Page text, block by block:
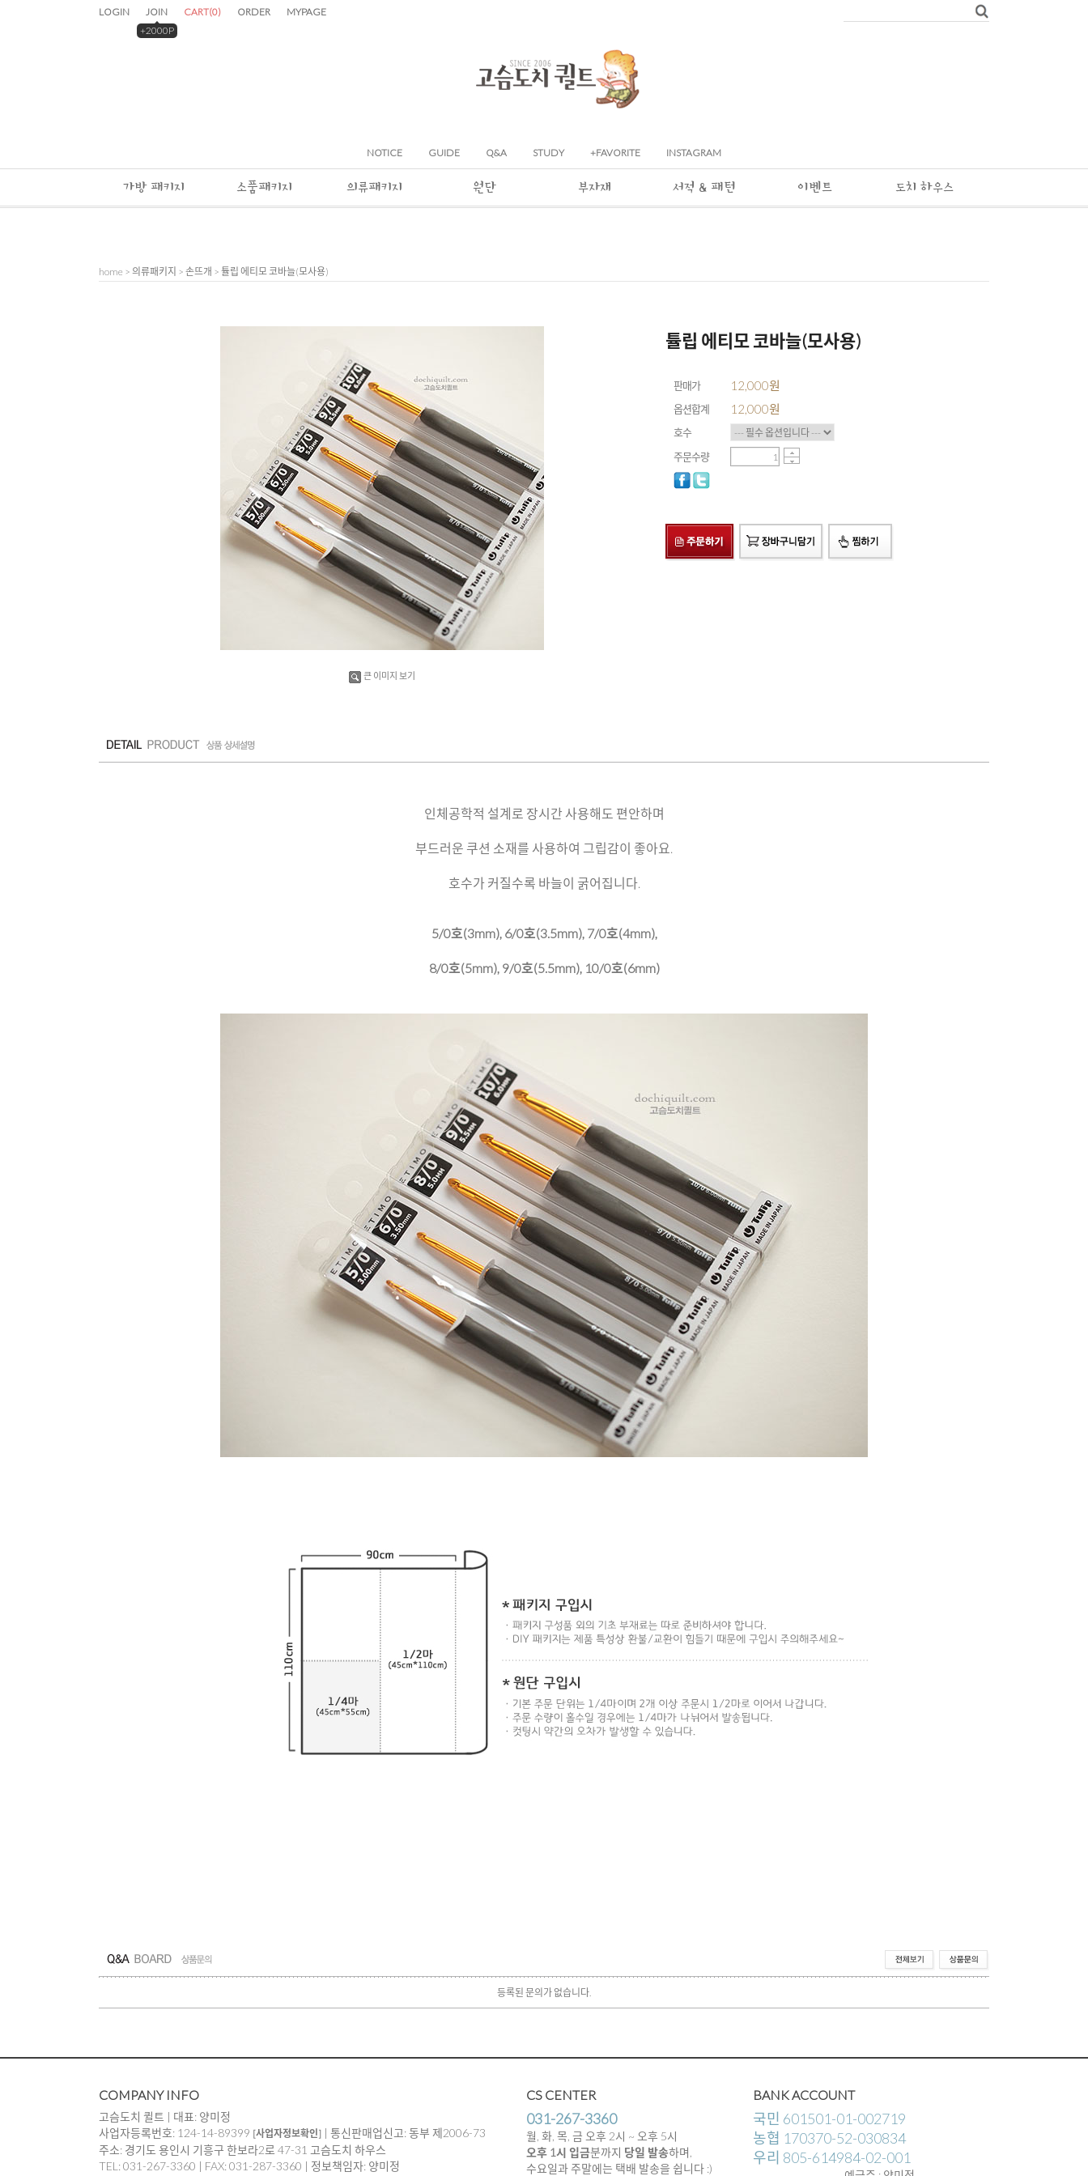
LOGIN
JOIN
+2000P
CART(0) ORDER MYPAGE
NOTICE GUIDE Q&A STUDY +FAVORITE INSTAGRAM
가방 패키지 소품패키지 의류패키지 원단 부자재 서적 & 패턴 이벤트 도치 하우스
home > 의류패키지 > 손뜨개 > 튤립 에티모 코바늘(모사용)
큰 이미지 보기
튤립 에티모 코바늘(모사용)
판매가 12,000원
옵션합계 12,000원
호수
주문수량
인체공학적 설계로 장시간 사용해도 편안하며
부드러운 쿠션 소재를 사용하여 그립감이 좋아요.
호수가 커질수록 바늘이 굵어집니다.
5/0호(3mm), 6/0호(3.5mm), 7/0호(4mm),
8/0호(5mm), 9/0호(5.5mm), 10/0호(6mm)
등록된 문의가 없습니다.
COMPANY INFO
고슴도치 퀼트 | 대표: 양미정
사업자등록번호: 124-14-89399 [사업자정보확인] | 통신판매업신고: 동부 제2006-73
주소: 경기도 용인시 기흥구 한보라2로 47-31 고슴도치 하우스
TEL: 031-267-3360 | FAX: 031-287-3360 | 정보책임자: 양미정
CS CENTER
031-267-3360
월, 화, 목, 금 오후 2시 ~ 오후 5시
오후 1시 입금분까지 당일 발송하며,
수요일과 주말에는 택배 발송을 쉽니다 :)
BANK ACCOUNT
국민 601501-01-002719
농협 170370-52-030834
우리 805-614984-02-001